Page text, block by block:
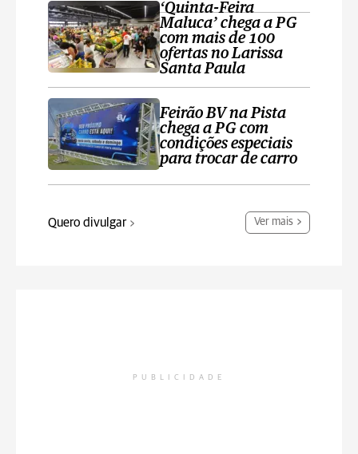
‘Quinta-Feira
Maluca’ chega a PG
com mais de 100
ofertas no Larissa
Santa Paula
Feirão BV na Pista
chega a PG com
condições especiais
para trocar de carro
Quero divulgar Ver mais
PUBLICIDADE